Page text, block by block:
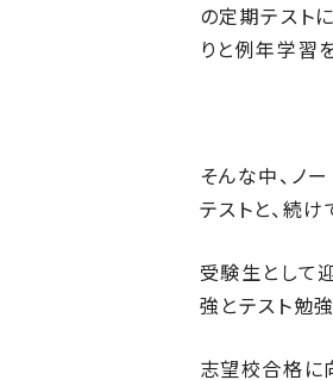
の定期テスト
りと例年学習
そんな中、ノ
テストと、続
受験生として
強とテスト勉
志望校合格に